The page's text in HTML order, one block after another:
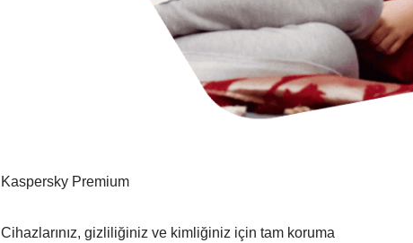
Kaspersky Premium
Cihazlarınız, gizliliğiniz ve kimliğiniz için tam koruma